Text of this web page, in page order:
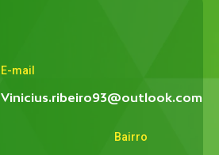
E-mail
Vinicius.ribeiro93@outlook.com
Bairro